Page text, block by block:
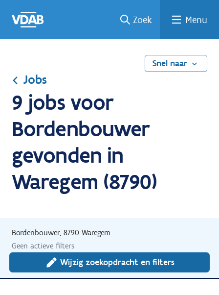
naar
een
een
job
naar
Zoek Menu
Snel naar
Jobs
9 jobs voor
Bordenbouwer
gevonden in
Waregem (8790)
Bordenbouwer, 8790 Waregem
Geen actieve filters
Wijzig zoekopdracht en filters